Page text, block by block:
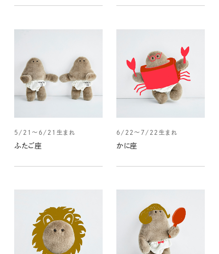
5/21～6/21生まれ
ふたご座
6/22～7/22生まれ
かに座